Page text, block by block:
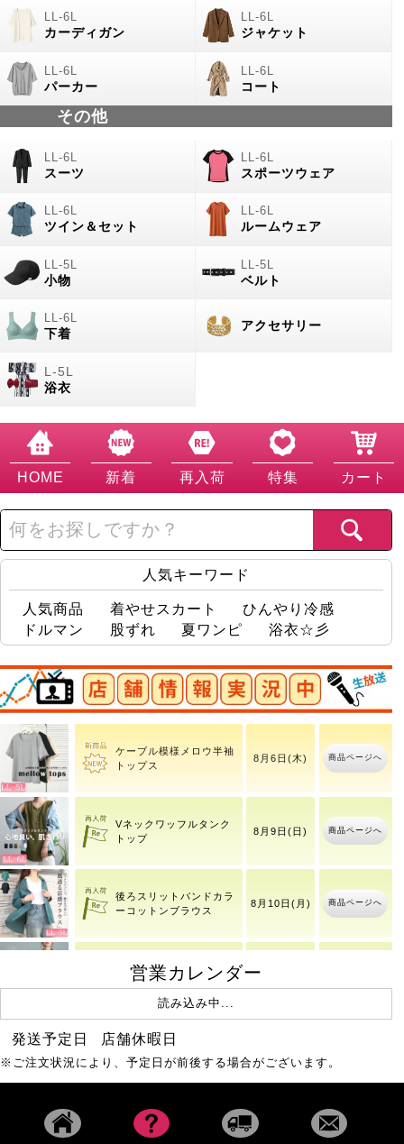
カーディガン ジャケット
パーカー コート
その他
スーツ スポーツウェア
ツイン＆セット ルームウェア
小物 ベルト
下着
アクセサリー
浴衣
HOME 新着 再入荷 特集 カート
人気キーワード
人気商品 着やせスカート
ひんやり冷感
ドルマン
股ずれ 夏ワンピ 浴衣☆彡
店舗情報実況中
袖モ
商品ページへ
ケーブル模様メロウ半袖
Vネックワッフルタンク
後ろスリットバンドカラ
冷感シャーリングオーバ
ーシャツチュニック
大きいサイズ レディース
ユー
8月6日(木)
商品ページへ
コットンチノタック入り
営業カレンダー
読み込み中...
発送予定日 店舗休暇日
※ご注文状況により、予定日が前後する場合がございます。